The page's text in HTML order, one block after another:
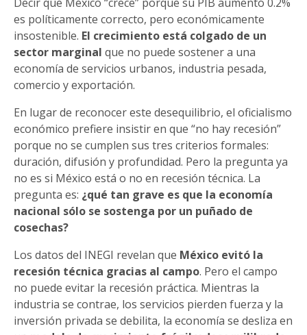
es políticamente correcto, pero económicamente
insostenible. El crecimiento está colgado de un
sector marginal que no puede sostener a una
economía de servicios urbanos, industria pesada,
comercio y exportación.
En lugar de reconocer este desequilibrio, el oficialismo
económico prefiere insistir en que “no hay recesión”
porque no se cumplen sus tres criterios formales:
duración, difusión y profundidad. Pero la pregunta ya
no es si México está o no en recesión técnica. La
pregunta es: ¿qué tan grave es que la economía
nacional sólo se sostenga por un puñado de
cosechas?
Los datos del INEGI revelan que México evitó la
recesión técnica gracias al campo. Pero el campo
no puede evitar la recesión práctica. Mientras la
industria se contrae, los servicios pierden fuerza y la
inversión privada se debilita, la economía se desliza en